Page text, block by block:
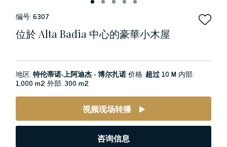
编号:6307
位於 Alta Badia 中心的豪華小木屋
地区:特伦蒂诺-上阿迪杰 - 博尔扎诺价格: 超过 10 M 内部:
1,000 m2外部:300 m2
视频现场转播
咨询信息